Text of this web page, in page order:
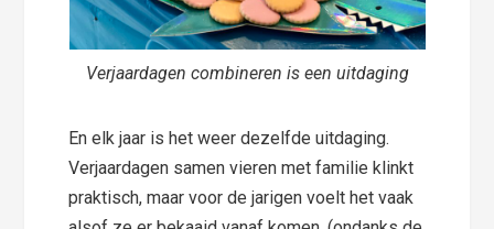
Verjaardagen combineren is een uitdaging
En elk jaar is het weer dezelfde uitdaging.
Verjaardagen samen vieren met familie klinkt
praktisch, maar voor de jarigen voelt het vaak